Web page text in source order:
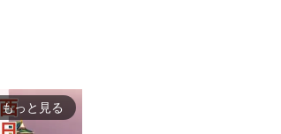
もっと見る